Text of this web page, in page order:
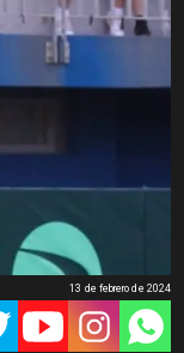
13 de febrero de 2024